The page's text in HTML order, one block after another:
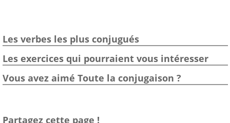
Les verbes les plus conjugués
Les exercices qui pourraient vous intéresser
Vous avez aimé Toute la conjugaison ?
Partagez cette page !